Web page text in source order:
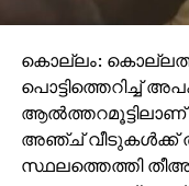
കൊല്ലം:
പൊട്ടിത്തെറിച്ച്
ആല്‍ത്തറമൂട്ടിലാണ്
അഞ്ച് വീടുകള്‍ക്ക്
സ്ഥലത്തെത്തി